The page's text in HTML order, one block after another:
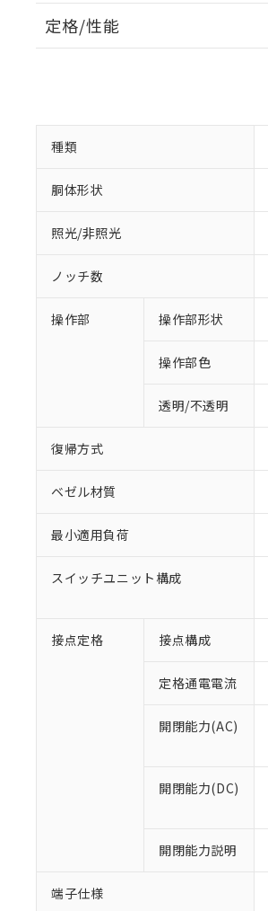
定格/性能
種類
胴体形状
照光/非照光
ノッチ数
操作部 操作部形状
操作部色
透明/不透明
復帰方式
ベゼル材質
最小適用負荷
スイッチユニット構成
接点定格 接点構成
定格通電電流
開閉能力(AC)
開閉能力(DC)
開閉能力説明
端子仕様